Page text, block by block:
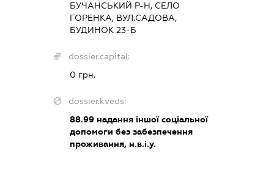
БУЧАНСЬКИЙ Р-Н, СЕЛО
ГОРЕНКА, ВУЛ.САДОВА,
БУДИНОК 23-Б
dossier.capital:
0 грн.
dossier.kveds:
88.99 надання іншої соціальної
допомоги без забезпечення
проживання, н.в.і.у.